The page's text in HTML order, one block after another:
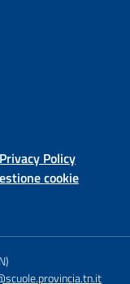
Privacy Policy
cookie